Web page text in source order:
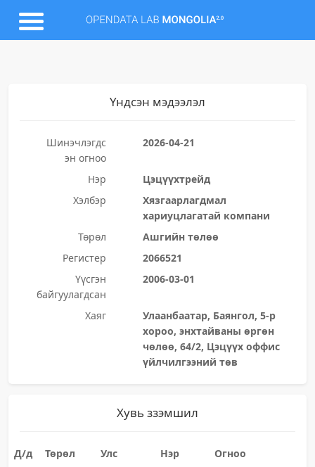
Үндсэн мэдээлэл
Шинэчлэгдс
эн огноо
2026-04-21
Нэр
Цэцүүхтрейд
Хэлбэр
Хязгаарлагдмал
хариуцлагатай компани
Төрөл
Ашгийн төлөө
Регистер
2066521
Үүсгэн
байгуулагдсан
2006-03-01
Хаяг
Улаанбаатар, Баянгол, 5-р
хороо, энхтайваны өргөн
чөлөө, 64/2, Цэцүүх оффис
үйлчилгээний төв
Хувь ззэмшил
Д/д Төрөл Улс Нэр
Огноо